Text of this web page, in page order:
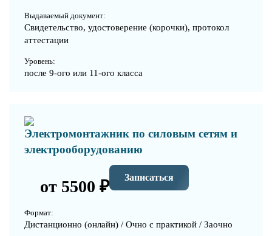
Выдаваемый документ:
Свидетельство, удостоверение (корочки), протокол
аттестации
Уровень:
после 9-ого или 11-ого класса
Электромонтажник по силовым сетям и
электрооборудованию
от 5500 ₽ Записаться
Формат:
Дистанционно (онлайн) / Очно с практикой / Заочно